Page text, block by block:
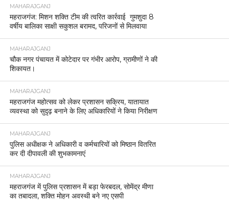
MAHARAJGANJ
महराजगंज: मिशन शक्ति टीम की त्वरित कार्रवाई गुमशुदा 8
वर्षीय बालिका साक्षी सकुशल बरामद, परिजनों से मिलवाया
MAHARAJGANJ
चौक नगर पंचायत में कोटेदार पर गंभीर आरोप, ग्रामीणों ने की
शिकायत।
MAHARAJGANJ
महराजगंज महोत्सव को लेकर प्रशासन सक्रिय, यातायात
व्यवस्था को सुदृढ़ बनाने के लिए अधिकारियों ने किया निरीक्षण
MAHARAJGANJ
पुलिस अधीक्षक ने अधिकारी व कर्मचारियों को मिष्ठान वितरित
कर दी दीपावली की शुभकामनाएं
MAHARAJGANJ
महराजगंज में पुलिस प्रशासन में बड़ा फेरबदल, सोमेंद्र मीणा
का तबादला, शक्ति मोहन अवस्थी बने नए एसपी